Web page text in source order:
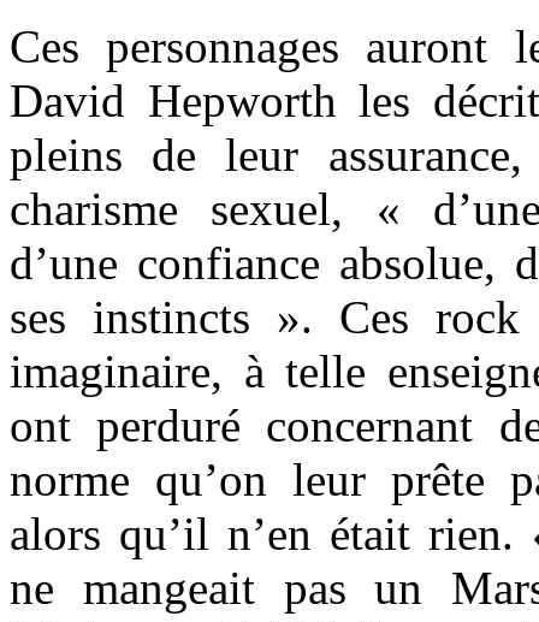
Ces personnages auront
David Hepworth les
pleins de leur
charisme sexuel, «
d’une confiance absolue,
ses instincts ». Ces
imaginaire, à telle
ont perduré concernant
norme qu’on leur prête
alors qu’il n’en était
ne mangeait pas un